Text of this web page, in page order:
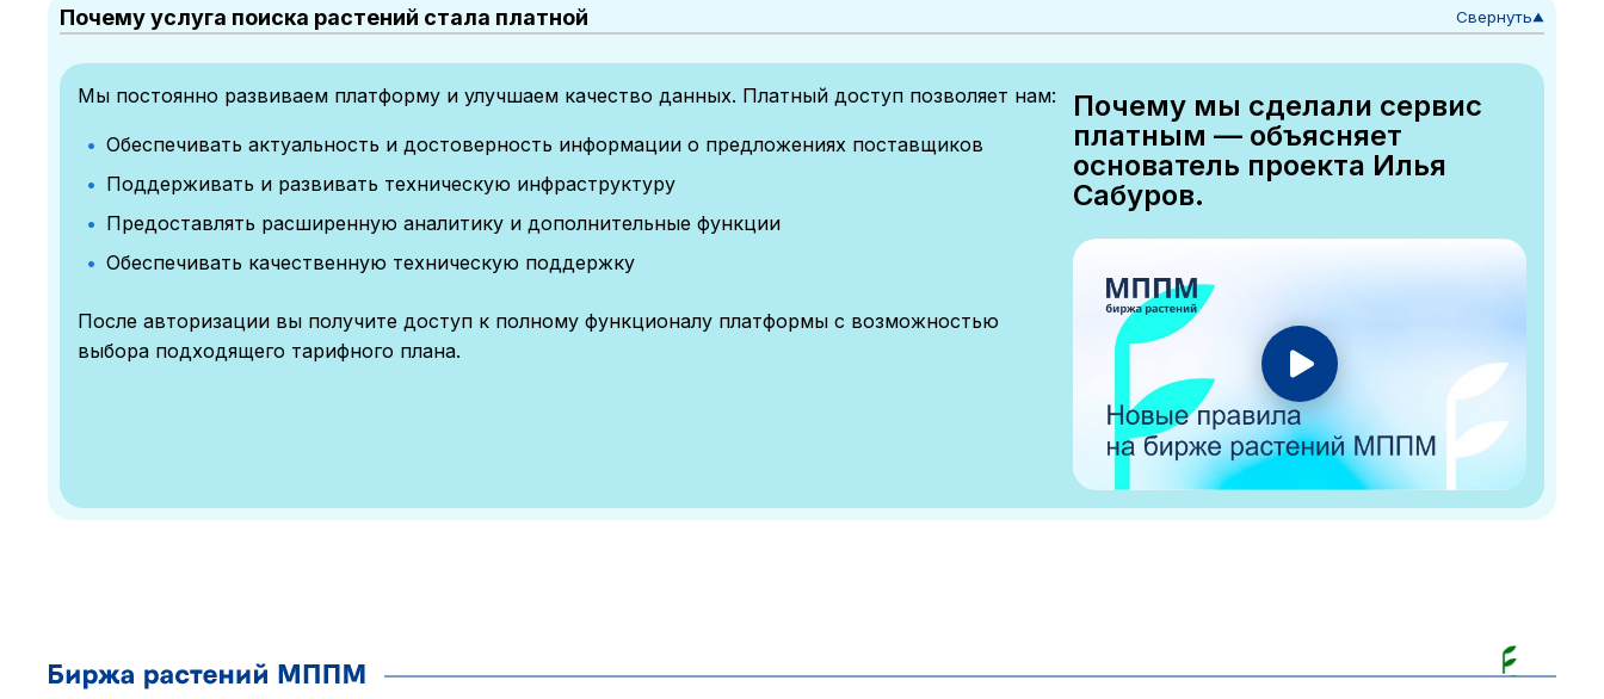
Почему услуга поиска растений стала платной Свернуть▼
Мы постоянно развиваем платформу и улучшаем качество данных. Платный доступ позволяет нам:
Обеспечивать актуальность и достоверность информации о предложениях поставщиков
Поддерживать и развивать техническую инфраструктуру
Предоставлять расширенную аналитику и дополнительные функции
Обеспечивать качественную техническую поддержку
После авторизации вы получите доступ к полному функционалу платформы с возможностью
выбора подходящего тарифного плана.
Почему мы сделали сервис
платным — объясняет
основатель проекта Илья
Сабуров.